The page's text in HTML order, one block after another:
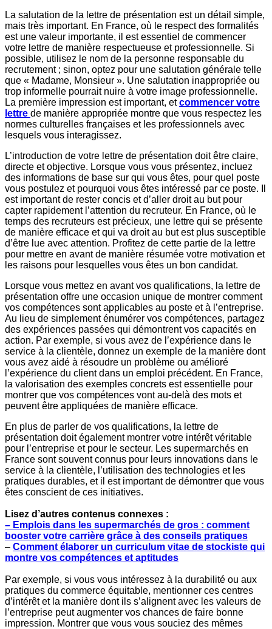
La salutation de la lettre de présentation est un détail simple,
mais très important. En France, où le respect des formalités
est une valeur importante, il est essentiel de commencer
votre lettre de manière respectueuse et professionnelle. Si
possible, utilisez le nom de la personne responsable du
recrutement ; sinon, optez pour une salutation générale telle
que « Madame, Monsieur ». Une salutation inappropriée ou
trop informelle pourrait nuire à votre image professionnelle.
La première impression est important, etcommencer votre
lettre de manière appropriée montre que vous respectez les
normes culturelles françaises et les professionnels avec
lesquels vous interagissez.
L’introduction de votre lettre de présentation doit être claire,
directe et objective. Lorsque vous vous présentez, incluez
des informations de base sur qui vous êtes, pour quel poste
vous postulez et pourquoi vous êtes intéressé par ce poste. Il
est important de rester concis et d’aller droit au but pour
capter rapidement l’attention du recruteur. En France, où le
temps des recruteurs est précieux, une lettre qui se présente
de manière efficace et qui va droit au but est plus susceptible
d’être lue avec attention. Profitez de cette partie de la lettre
pour mettre en avant de manière résumée votre motivation et
les raisons pour lesquelles vous êtes un bon candidat.
Lorsque vous mettez en avant vos qualifications, la lettre de
présentation offre une occasion unique de montrer comment
vos compétences sont applicables au poste et à l’entreprise.
Au lieu de simplement énumérer vos compétences, partagez
des expériences passées qui démontrent vos capacités en
action. Par exemple, si vous avez de l’expérience dans le
service à la clientèle, donnez un exemple de la manière dont
vous avez aidé à résoudre un problème ou amélioré
l’expérience du client dans un emploi précédent. En France,
la valorisation des exemples concrets est essentielle pour
montrer que vos compétences vont au-delà des mots et
peuvent être appliquées de manière efficace.
En plus de parler de vos qualifications, la lettre de
présentation doit également montrer votre intérêt véritable
pour l’entreprise et pour le secteur. Les supermarchés en
France sont souvent connus pour leurs innovations dans le
service à la clientèle, l’utilisation des technologies et les
pratiques durables, et il est important de démontrer que vous
êtes conscient de ces initiatives.
Lisez d’autres contenus connexes :
– Emplois dans les supermarchés de gros : comment
booster votre carrière grâce à des conseils pratiques
– Comment élaborer un curriculum vitae de stockiste qui
montre vos compétences et aptitudes
Par exemple, si vous vous intéressez à la durabilité ou aux
pratiques du commerce équitable, mentionner ces centres
d’intérêt et la manière dont ils s’alignent avec les valeurs de
l’entreprise peut augmenter vos chances de faire bonne
impression. Montrer que vous vous souciez des mêmes